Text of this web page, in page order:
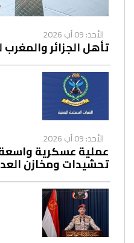
الأحد: 09 آب 2026
تأهل الجزائر
الأحد: 09 آب 2026
عملية عسكرية
تحشيدات ومخازن